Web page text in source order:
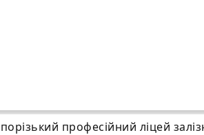
професійний ліцей